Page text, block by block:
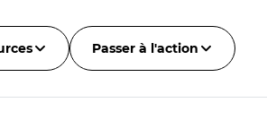
Passer à l'action